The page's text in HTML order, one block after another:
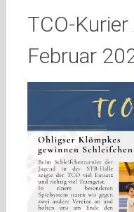
TCO-
Februar